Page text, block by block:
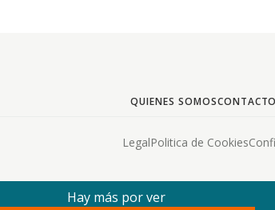
QUIENES SOMOS
LegalPolitica de Cookies
Hay más por ver